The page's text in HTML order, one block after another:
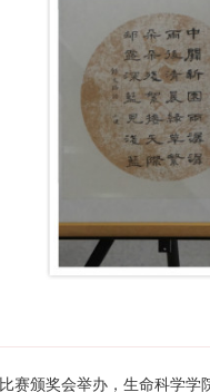
赛颁奖会举办，生命科学学